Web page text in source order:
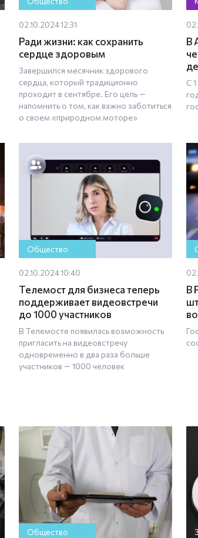
02.10.2024 12:31
Ради жизни: как сохранить
сердце здоровым
Завершился месячник здорового
сердца, который традиционно
проходит в сентябре. Его цель —
напомнить о том, как важно заботиться
о своем «природном моторе»
В
С
Общество
02.10.2024 10:40
Телемост для бизнеса теперь
поддерживает видеовстречи
до 1000 участников
В Телемосте появилась возможность
пригласить на видеовстречу
одновременно в два раза больше
участников — 1000 человек
В
Общество